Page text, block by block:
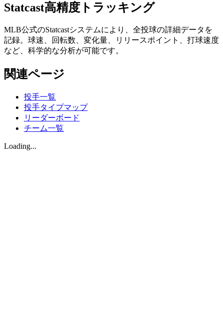
Statcast高精度トラッキング
MLB公式のStatcastシステムにより、全投球の詳細データを
記録。球速、回転数、変化量、リリースポイント、打球速度
など、科学的な分析が可能です。
関連ページ
投手一覧
投手タイプマップ
リーダーボード
チーム一覧
Loading...